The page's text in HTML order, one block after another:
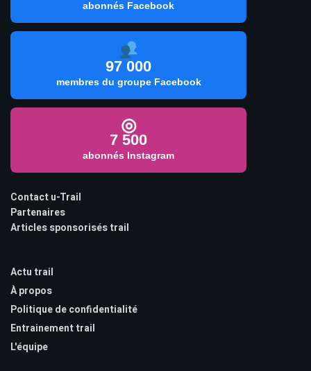
abonnés Facebook
97 000
membres du groupe Facebook
◎
7 500
abonnés Instagram
Contact u-Trail
Partenaires
Articles sponsorisés trail
Actu trail
À propos
Politique de confidentialité
Entrainement trail
L'équipe